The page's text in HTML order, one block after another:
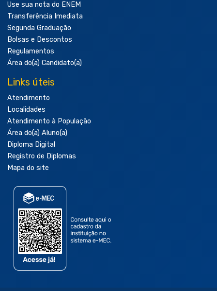
Use sua nota do ENEM
Transferência Imediata
Segunda Graduação
Bolsas e Descontos
Regulamentos
Área do(a) Candidato(a)
Links úteis
Atendimento
Localidades
Atendimento à População
Área do(a) Aluno(a)
Diploma Digital
Registro de Diplomas
Mapa do site